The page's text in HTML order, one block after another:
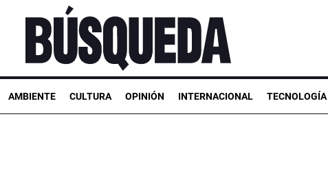
AMBIENTE CULTURA OPINIÓN INTERNACIONAL TECNOLOGÍA